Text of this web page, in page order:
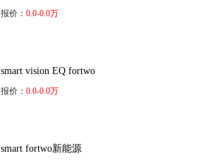
报价： 0.0-0.0万
smart vision EQ fortwo
报价： 0.0-0.0万
smart fortwo新能源